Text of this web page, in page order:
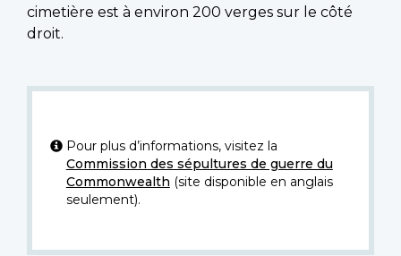
cimetière est à environ 200 verges sur le côté
droit.
Pour plus d’informations, visitez la
Commission des sépultures de guerre du
Commonwealth (site disponible en anglais
seulement).